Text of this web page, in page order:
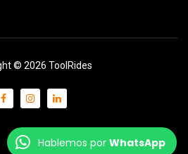
© 2026 ToolRides
Hablemos por WhatsApp